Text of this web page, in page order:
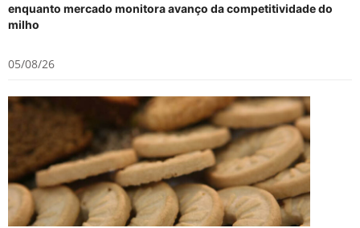
enquanto mercado monitora avanço da competitividade do
milho
05/08/26